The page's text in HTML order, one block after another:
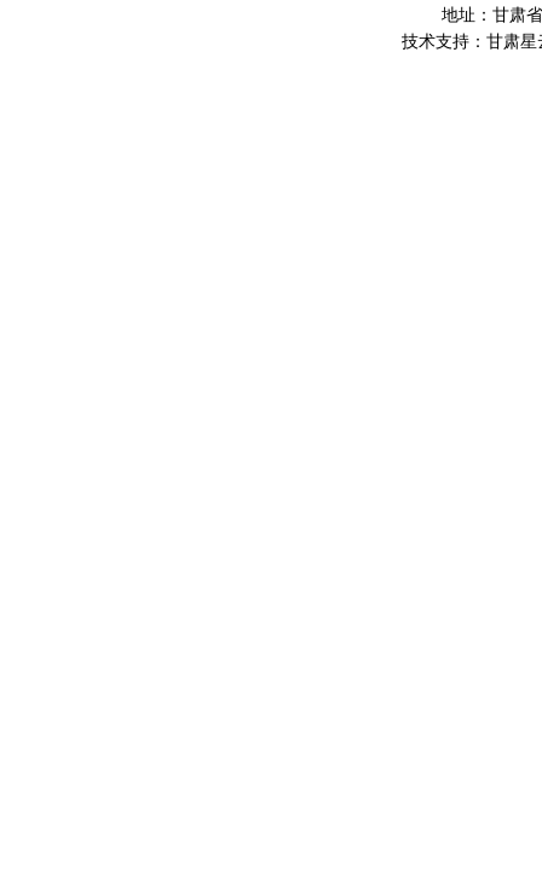
地址：甘肃
技术支持：甘肃星